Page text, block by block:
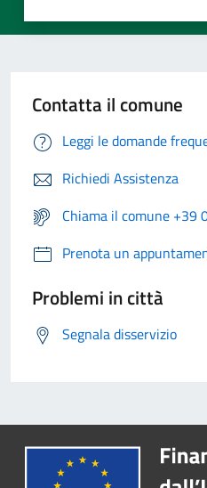
Contatta il comune
Leggi le domande
Richiedi Assistenza
Chiama il comune +39
Prenota un
Problemi in città
Segnala disservizio